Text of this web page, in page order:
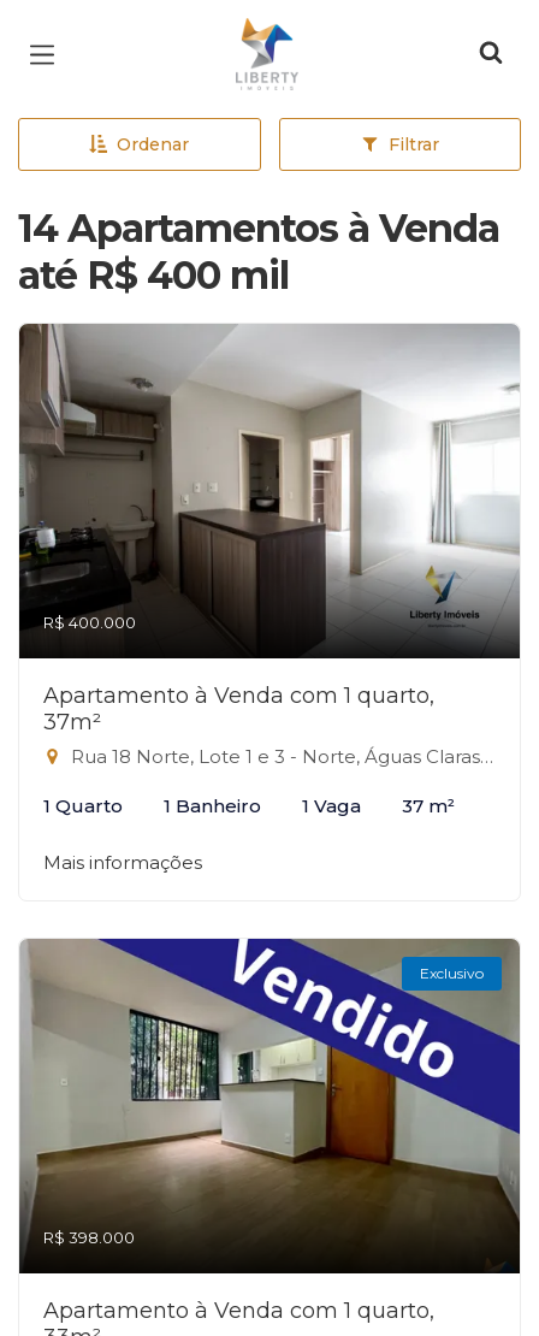
Página inicial
Ordenar Filtrar
14 Apartamentos à Venda
até R$ 400 mil
R$ 400.000
Apartamento à Venda com 1 quarto,
37m²
Rua 18 Norte, Lote 1 e 3 - Norte, Águas Claras-DF
1 Quarto 1 Banheiro 1 Vaga 37 m²
Mais informações
Exclusivo
R$ 398.000
Apartamento à Venda com 1 quarto,